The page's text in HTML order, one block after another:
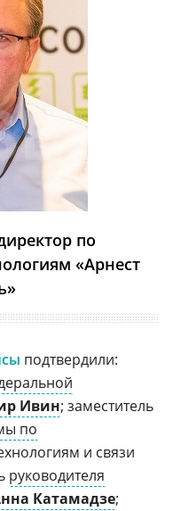
по
«Арнест
подтвердили:
Ивин; заместитель
по
и связи
руководителя
Катамадзе;